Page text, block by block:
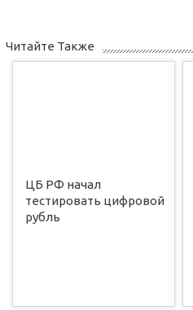
Читайте Также
ЦБ РФ начал
тестировать цифровой
рубль